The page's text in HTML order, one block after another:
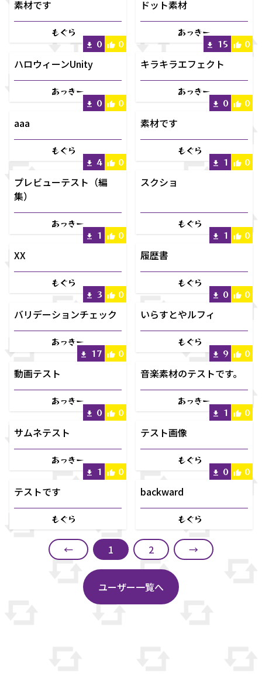
素材です
もぐら
ドット素材
あっきー
0
0
ハロウィーンUnity
あっきー
15 0
キラキラエフェクト
あっきー
0
0
aaa
もぐら
0 0
素材です
もぐら
4
0
プレビューテスト（編
集）
あっきー
1 0
スクショ
もぐら
1
0
XX
もぐら
1 0
履歴書
もぐら
3
0
バリデーションチェック
あっきー
0 0
いらすとやルフィ
もぐら
17
0
動画テスト
あっきー
9 0
音楽素材のテストです。
あっきー
0
0
サムネテスト
あっきー
1 0
テスト画像
もぐら
1
0
テストです
もぐら
0 0
backward
もぐら
← 1 2 →
ユーザー一覧へ